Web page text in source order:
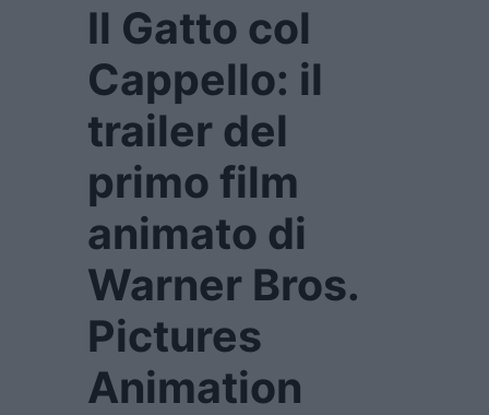
Il Gatto col
Cappello: il
trailer del
primo film
animato di
Warner Bros.
Pictures
Animation